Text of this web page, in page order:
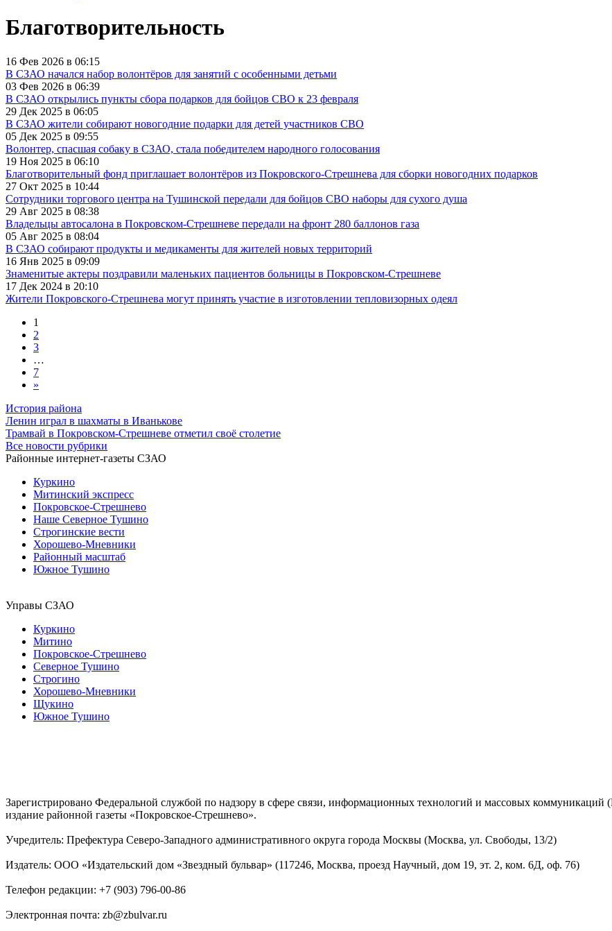
Благотворительность
16 Фев 2026 в 06:15
В СЗАО начался набор волонтёров для занятий с особенными детьми
03 Фев 2026 в 06:39
В СЗАО открылись пункты сбора подарков для бойцов СВО к 23 февраля
29 Дек 2025 в 06:05
В СЗАО жители собирают новогодние подарки для детей участников СВО
05 Дек 2025 в 09:55
Волонтер, спасшая собаку в СЗАО, стала победителем народного голосования
19 Ноя 2025 в 06:10
Благотворительный фонд приглашает волонтёров из Покровского-Стрешнева для сборки новогодних подарков
27 Окт 2025 в 10:44
Сотрудники торгового центра на Тушинской передали для бойцов СВО наборы для сухого душа
29 Авг 2025 в 08:38
Владельцы автосалона в Покровском-Стрешневе передали на фронт 280 баллонов газа
05 Авг 2025 в 08:04
В СЗАО собирают продукты и медикаменты для жителей новых территорий
16 Янв 2025 в 09:09
Знаменитые актеры поздравили маленьких пациентов больницы в Покровском-Стрешневе
17 Дек 2024 в 20:10
Жители Покровского-Стрешнева могут принять участие в изготовлении тепловизорных одеял
1
2
3
…
7
»
История района
Ленин играл в шахматы в Иванькове
Трамвай в Покровском-Стрешневе отметил своё столетие
Все новости рубрики
Районные интернет-газеты СЗАО
Куркино
Митинский экспресс
Покровское-Стрешнево
Наше Северное Тушино
Строгинские вести
Хорошево-Мневники
Районный масштаб
Южное Тушино
Управы СЗАО
Куркино
Митино
Покровское-Стрешнево
Северное Тушино
Строгино
Хорошево-Мневники
Щукино
Южное Тушино
Зарегистрировано Федеральной службой по надзору в сфере связи, информационных технологий и массовых
издание районной газеты «Покровское-Стрешнево».
Учредитель: Префектура Северо-Западного административного округа города Москвы (Москва, ул. Свободы, 13/2)
Издатель: ООО «Издательский дом «Звездный бульвар» (117246, Москва, проезд Научный, дом 19, эт. 2, ком. 6Д, оф. 76)
Телефон редакции: +7 (903) 796-00-86
Электронная почта: zb@zbulvar.ru